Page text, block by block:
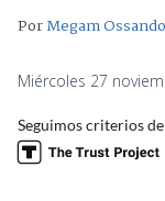
PorMegam
Miércoles 27
Seguimos criterios de